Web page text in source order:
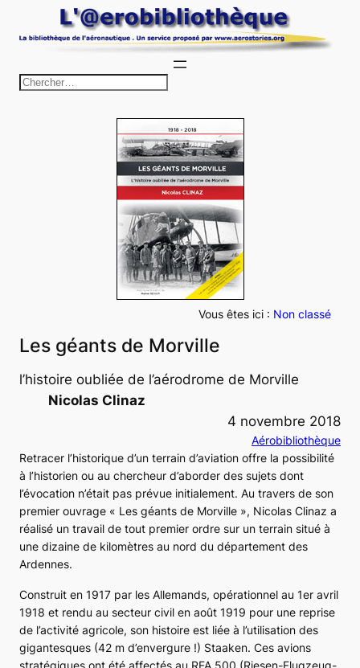
au
c
h
e
r
c
h
e
r
Vous êtes ici : Non classé
Les géants de Morville
l’histoire oubliée de l’aérodrome de Morville
Nicolas Clinaz
4 novembre 2018
Aérobibliothèque
Retracer l’historique d’un terrain d’aviation offre la possibilité
à l’historien ou au chercheur d’aborder des sujets dont
l’évocation n’était pas prévue initialement. Au travers de son
premier ouvrage « Les géants de Morville », Nicolas Clinaz a
réalisé un travail de tout premier ordre sur un terrain situé à
une dizaine de kilomètres au nord du département des
Ardennes.
Construit en 1917 par les Allemands, opérationnel au 1er avril
1918 et rendu au secteur civil en août 1919 pour une reprise
de l’activité agricole, son histoire est liée à l’utilisation des
gigantesques (42 m d’envergure !) Staaken. Ces avions
stratégiques ont été affectés au RFA 500 (Riesen-Flugzeug-